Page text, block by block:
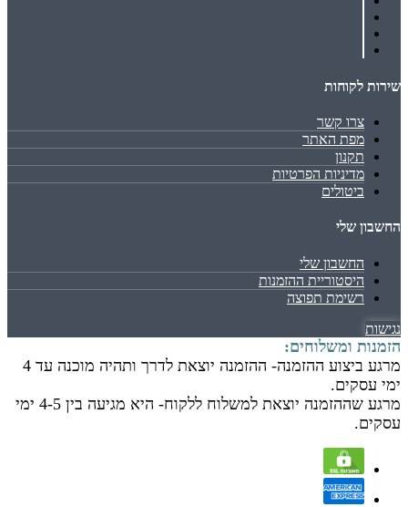
שירות לקוחות
צרו קשר
מפת האתר
תקנון
מדיניות הפרטיות
ביטולים
החשבון שלי
החשבון שלי
היסטוריית ההזמנות
רשימת תפוצה
נגישות
הזמנות ומשלוחים:
מרגע ביצוע ההזמנה- ההזמנה יוצאת לדרך ותהיה מוכנה עד 4
ימי עסקים.
מרגע שההזמנה יוצאת למשלוח ללקוח- היא מגיעה בין 4-5 ימי
עסקים.